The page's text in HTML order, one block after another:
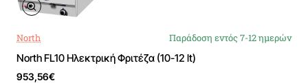
North Παράδοση εντός 7-12 ημερών
North FL10 Ηλεκτρική Φριτέζα (10-12 lt)
953,56€